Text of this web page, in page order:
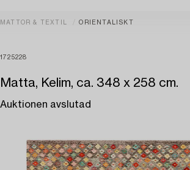
MATTOR & TEXTIL ORIENTALISKT
1725228
Matta, Kelim, ca. 348 x 258 cm.
Auktionen avslutad